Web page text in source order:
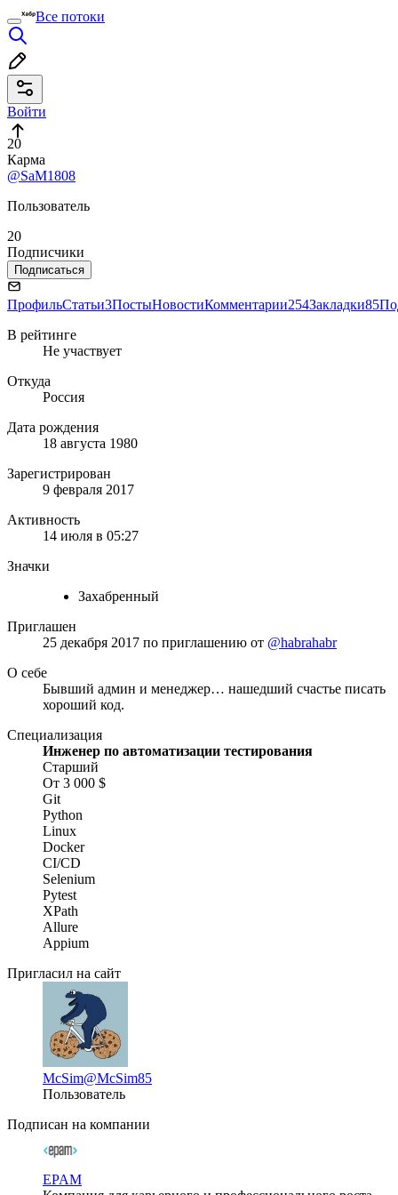
Все потоки
Войти
20
Карма
@SaM1808
Пользователь
20
Подписчики
Подписаться
ПрофильСтатьи3ПостыНовостиКомментарии254Закладки85
В рейтинге
Не участвует
Откуда
Россия
Дата рождения
18 августа 1980
Зарегистрирован
9 февраля 2017
Активность
14 июля в 05:27
Значки
Захабренный
Приглашен
25 декабря 2017 по приглашению от @habrahabr
О себе
Бывший админ и менеджер… нашедший счастье писать
хороший код.
Специализация
Инженер по автоматизации тестирования
Старший
От 3 000 $
Git
Python
Linux
Docker
CI/CD
Selenium
Pytest
XPath
Allure
Appium
Пригласил на сайт
McSim@McSim85
Пользователь
Подписан на компании
EPAM